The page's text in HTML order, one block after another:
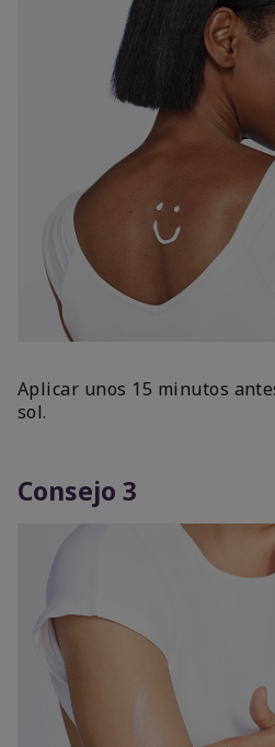
Aplicar unos 15 minutos
sol.
Consejo 3